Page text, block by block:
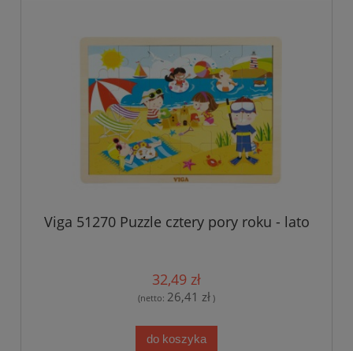
Viga 51270 Puzzle cztery pory roku - lato
32,49 zł
(netto: 26,41 zł )
do koszyka